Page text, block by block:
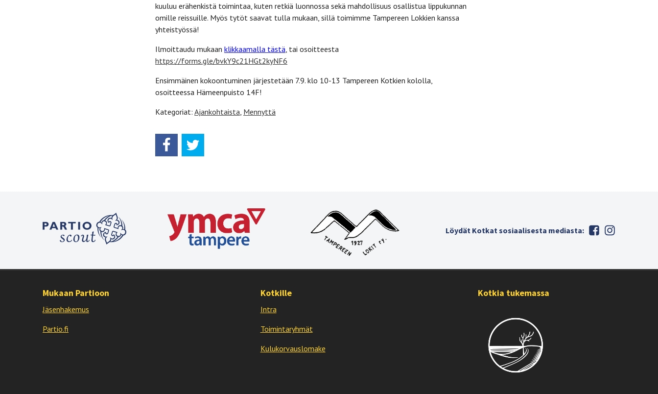
kuuluu erähenkistä toimintaa, kuten retkiä luonnossa sekä mahdollisuus osallistua lippukunnan
omille reissuille. Myös tytöt saavat tulla mukaan, sillä toimimme Tampereen Lokkien kanssa
yhteistyössä!
Ilmoittaudu mukaan klikkaamalla tästä, tai osoitteesta
https://forms.gle/bvkY9c21HGt2kyNF6
Ensimmäinen kokoontuminen järjestetään 7.9. klo 10-13 Tampereen Kotkien kololla,
osoitteessa Hämeenpuisto 14F!
Kategoriat: Ajankohtaista, Mennyttä
Löydät Kotkat sosiaalisesta mediasta:
Mukaan Partioon
Jäsenhakemus
Partio.fi
Kotkille
Intra
Toimintaryhmät
Kulukorvauslomake
Kotkia tukemassa